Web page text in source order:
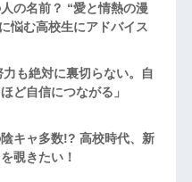
の名前？ “愛と情熱の漫
悩む高校生にアドバイス
も絶対に裏切らない。自
ど自信につながる」
キャ多数!? 高校時代、新
覗きたい！